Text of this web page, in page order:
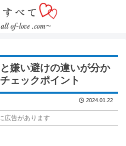
嫌い避けの違いが分か
ェックポイント
2024.01.22
広告があります